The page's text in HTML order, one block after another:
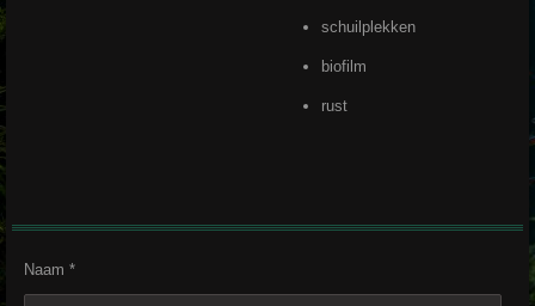
schuilplekken
biofilm
rust
Naam *